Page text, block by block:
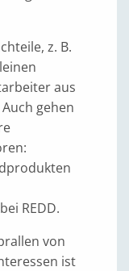
z. B.
aus
gehen
REDD.
von
ist